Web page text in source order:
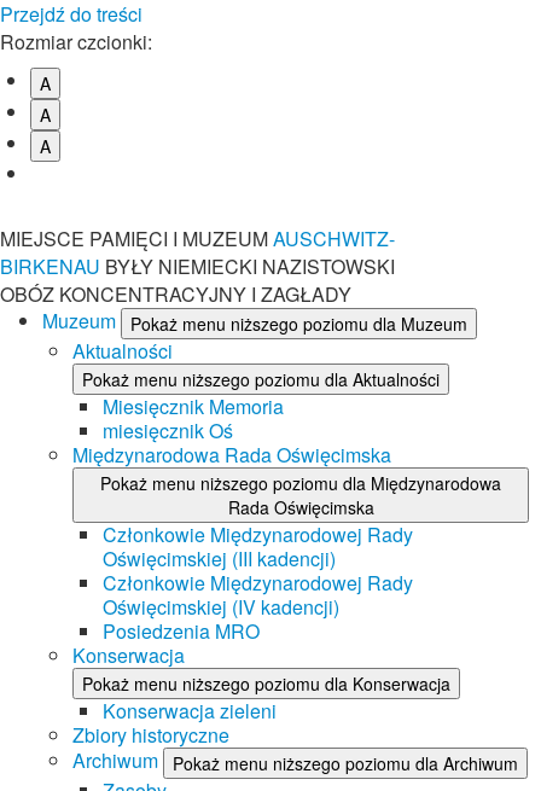
Przejdź do treści
Rozmiar czcionki:
A
A
A
MIEJSCE PAMIĘCI I MUZEUMAUSCHWITZ-
BIRKENAU BYŁY NIEMIECKI NAZISTOWSKI
OBÓZ KONCENTRACYJNY I ZAGŁADY
Muzeum
Pokaż menu niższego poziomu dla Muzeum
Aktualności
Pokaż menu niższego poziomu dla Aktualności
Miesięcznik Memoria
miesięcznik Oś
Międzynarodowa Rada Oświęcimska
Pokaż menu niższego poziomu dla Międzynarodowa
Rada Oświęcimska
Członkowie Międzynarodowej Rady
Oświęcimskiej (III kadencji)
Członkowie Międzynarodowej Rady
Oświęcimskiej (IV kadencji)
Posiedzenia MRO
Konserwacja
Pokaż menu niższego poziomu dla Konserwacja
Konserwacja zieleni
Zbiory historyczne
Archiwum
Pokaż menu niższego poziomu dla Archiwum